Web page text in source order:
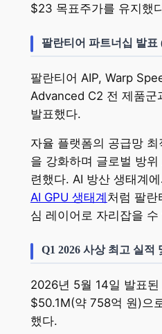
$23 목표주가를 유지했
팔란티어 파트너십 발표
팔란티어 AIP, Warp
Advanced C2 전 제품군
발표했다.
자율 플랫폼의 공급망 최
을 강화하며 글로벌 방
련했다. AI 방산 생태계에
AI GPU 생태계 처럼 팔란
심 레이어로 자리잡을 수
Q1 2026 사상 최고 실적
2026년 5월 14일 발표된
$50.1M(약 758억 원)으
했다.